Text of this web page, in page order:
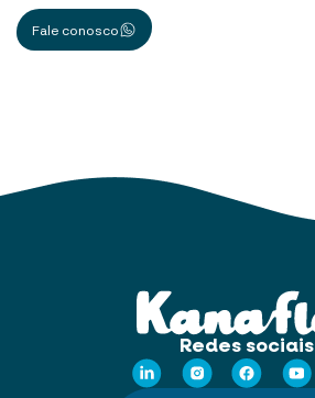
Fale conosco
Redes sociais